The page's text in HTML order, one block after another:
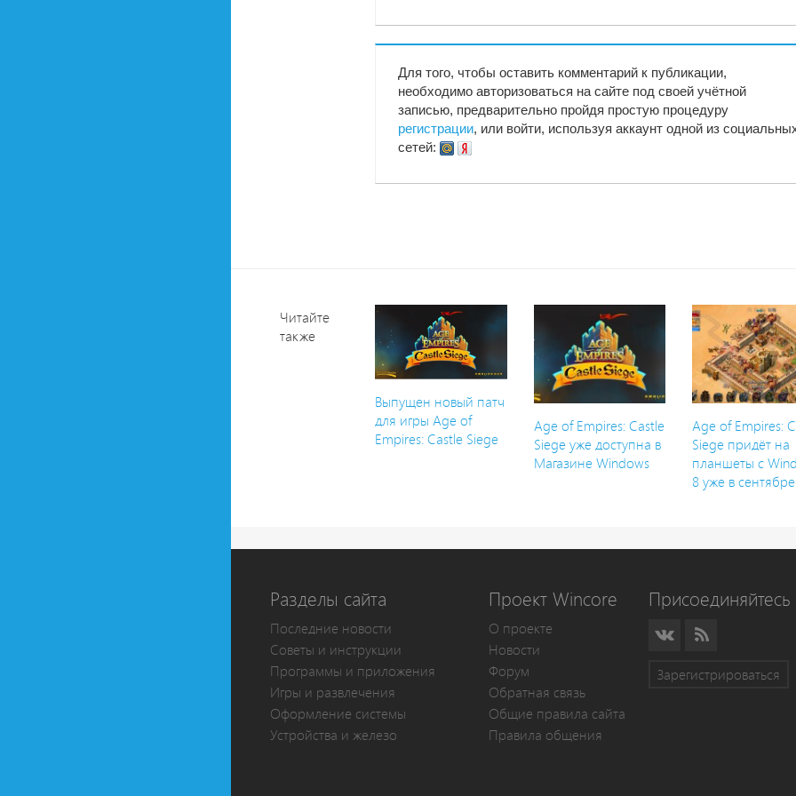
Для того, чтобы оставить комментарий к публикации,
необходимо авторизоваться на сайте под своей учётной
записью, предварительно пройдя простую процедуру
регистрации, или войти, используя аккаунт одной из
сетей:
Читайте
также
Выпущен новый патч
для игры Age of
Empires: Castle Siege
Age of Empires: Castle
Siege уже доступна в
Магазине Windows
Age of Empires:
Siege придёт на
планшеты с
8 уже в сентябре
Разделы сайта
Последние новости
Советы и инструкции
Программы и приложения
Игры и развлечения
Оформление системы
Устройства и железо
Проект Wincore
О проекте
Новости
Форум
Обратная связь
Общие правила сайта
Правила общения
Зарегистрироваться